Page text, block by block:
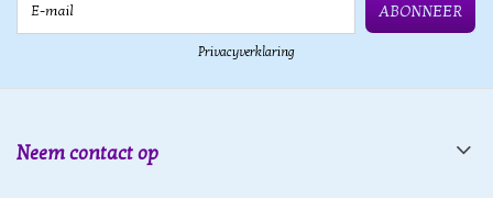
ABONNEER
Privacyverklaring
Neem contact op